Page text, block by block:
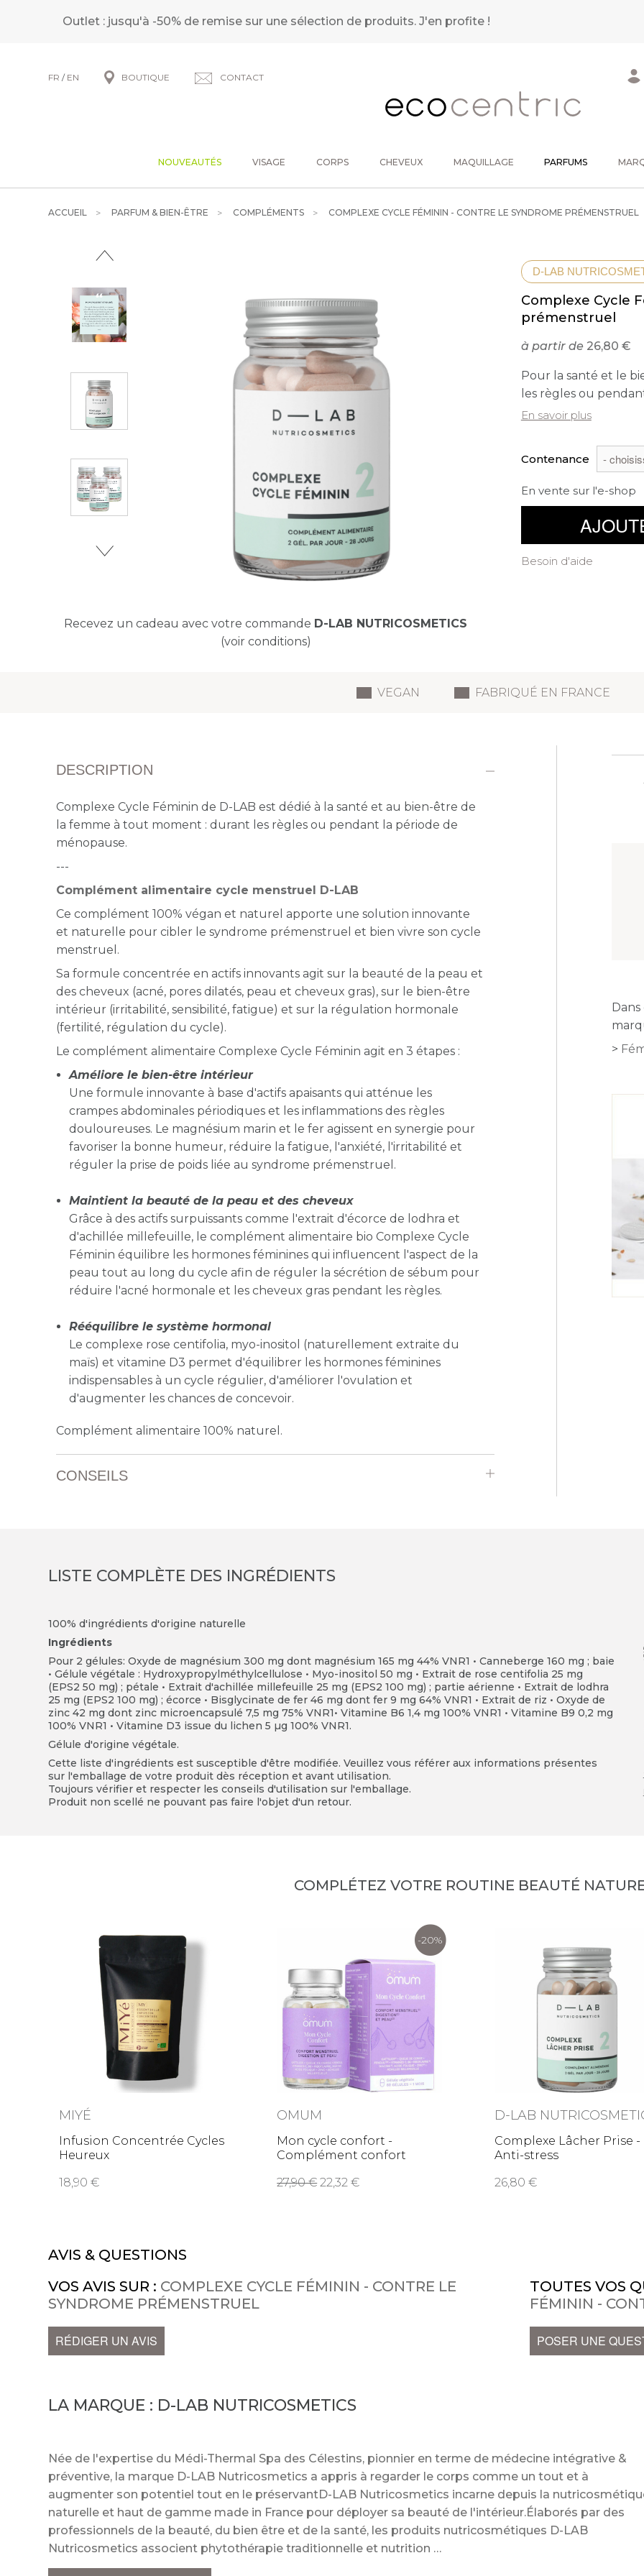
Outlet : jusqu'à -50% de remise sur une sélection de produits.J'en profite !
FR / EN BOUTIQUE CONTACT
NOUVEAUTÉS VISAGE CORPS CHEVEUX MAQUILLAGE PARFUMS
ACCUEIL PARFUM & BIEN-ÊTRE COMPLÉMENTS COMPLEXE CYCLE FÉMININ - CONTRE LE SYNDROME PRÉMENSTRUEL
Recevez un cadeau avec votre commande D-LAB NUTRICOSMETICS
(voir conditions)
D-LAB
Complexe Cycle
prémenstruel
à partir de26,80
Pour la santé et le
les règles ou
En savoir plus
Contenance
En vente sur l'e-shop
Besoin d'aide
VEGAN FABRIQUÉ EN FRANCE
DESCRIPTION
Complexe Cycle Féminin de D-LAB est dédié à la santé et au bien-être de
la femme à tout moment : durant les règles ou pendant la période de
ménopause.
---
Complément alimentaire cycle menstruel D-LAB
Ce complément 100% végan et naturel apporte une solution innovante
et naturelle pour cibler le syndrome prémenstruel et bien vivre son cycle
menstruel.
Sa formule concentrée en actifs innovants agit sur la beauté de la peau et
des cheveux (acné, pores dilatés, peau et cheveux gras), sur le bien-être
intérieur (irritabilité, sensibilité, fatigue) et sur la régulation hormonale
(fertilité, régulation du cycle).
Le complément alimentaire Complexe Cycle Féminin agit en 3 étapes :
Améliore le bien-être intérieur
Une formule innovante à base d'actifs apaisants qui atténue les
crampes abdominales périodiques et les inflammations des règles
douloureuses. Le magnésium marin et le fer agissent en synergie pour
favoriser la bonne humeur, réduire la fatigue, l'anxiété, l'irritabilité et
réguler la prise de poids liée au syndrome prémenstruel.
Maintient la beauté de la peau et des cheveux
Grâce à des actifs surpuissants comme l'extrait d'écorce de lodhra et
d'achillée millefeuille, le complément alimentaire bio Complexe Cycle
Féminin équilibre les hormones féminines qui influencent l'aspect de la
peau tout au long du cycle afin de réguler la sécrétion de sébum pour
réduire l'acné hormonale et les cheveux gras pendant les règles.
Rééquilibre le système hormonal
Le complexe rose centifolia, myo-inositol (naturellement extraite du
maïs) et vitamine D3 permet d'équilibrer les hormones féminines
indispensables à un cycle régulier, d'améliorer l'ovulation et
d'augmenter les chances de concevoir.
Complément alimentaire 100% naturel.
CONSEILS
LISTE COMPLÈTE DES INGRÉDIENTS
100% d'ingrédients d'origine naturelle
Ingrédients
Pour 2 gélules: Oxyde de magnésium 300 mg dont magnésium 165 mg 44% VNR1 • Canneberge 160 mg ; baie
• Gélule végétale : Hydroxypropylméthylcellulose • Myo-inositol 50 mg • Extrait de rose centifolia 25 mg
(EPS2 50 mg) ; pétale • Extrait d'achillée millefeuille 25 mg (EPS2 100 mg) ; partie aérienne • Extrait de lodhra
25 mg (EPS2 100 mg) ; écorce • Bisglycinate de fer 46 mg dont fer 9 mg 64% VNR1 • Extrait de riz • Oxyde de
zinc 42 mg dont zinc microencapsulé 7,5 mg 75% VNR1• Vitamine B6 1,4 mg 100% VNR1 • Vitamine B9 0,2 mg
100% VNR1 • Vitamine D3 issue du lichen 5 µg 100% VNR1.
Gélule d'origine végétale.
Cette liste d'ingrédients est susceptible d'être modifiée. Veuillez vous référer aux informations présentes
sur l'emballage de votre produit dès réception et avant utilisation.
Toujours vérifier et respecter les conseils d'utilisation sur l'emballage.
Produit non scellé ne pouvant pas faire l'objet d'un retour.
COMPLÉTEZ VOTRE ROUTINE BEAUTÉ
MIYÉ
Infusion Concentrée Cycles
Heureux
18,90
-20%
OMUM
Mon cycle confort -
Complément confort
27,90 22,32
D-LAB
Complexe Lâcher Prise -
Anti-stress
26,80
AVIS & QUESTIONS
VOS AVIS SUR : COMPLEXE CYCLE FÉMININ - CONTRE LE
SYNDROME PRÉMENSTRUEL
RÉDIGER UN AVIS
TOUTES VOS
FÉMININ -
POSER UNE
LA MARQUE : D-LAB NUTRICOSMETICS
Née de l'expertise du Médi-Thermal Spa des Célestins, pionnier en terme de médecine intégrative &
préventive, la marque D-LAB Nutricosmetics a appris à regarder le corps comme un tout et à
augmenter son potentiel tout en le préservantD-LAB Nutricosmetics incarne depuis la
naturelle et haut de gamme made in France pour déployer sa beauté de l'intérieur.Élaborés par des
professionnels de la beauté, du bien être et de la santé, les produits nutricosmétiques D-LAB
Nutricosmetics associent phytothérapie traditionnelle et nutrition